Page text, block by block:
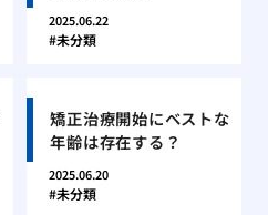
2025.06.22
未分類
矯正治療開始にベストな
年齢は存在する？
2025.06.20
未分類